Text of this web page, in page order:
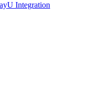
Integration